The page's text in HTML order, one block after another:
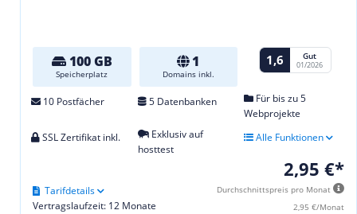
100 GB
Speicherplatz
1
Domains inkl.
1,6 Gut
01/2026
10 Postfächer 5 Datenbanken
Für bis zu 5
Webprojekte
SSL Zertifikat inkl.
Exklusiv auf
hosttest
Alle Funktionen
2,95 €*
Durchschnittspreis pro Monat
2,95 €/Monat
Vertragslaufzeit: 12 Monate
Tarifdetails